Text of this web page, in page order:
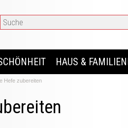
HAUS &
Hefe zubereiten